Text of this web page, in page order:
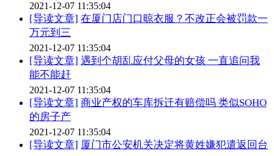
2021-12-07 11:35:04
[导读文章] 在厦门店门口晾衣服？不改正会被罚款一
万元到三
2021-12-07 11:35:04
[导读文章] 遇到个胡乱应付父母的女孩 一直追问我
能不能赶
2021-12-07 11:35:04
[导读文章] 商业产权的车库拆迁有赔偿吗 类似SOHO
的房子产
2021-12-07 11:35:04
[导读文章] 厦门市公安机关决定将黄姓嫌犯遣返回台